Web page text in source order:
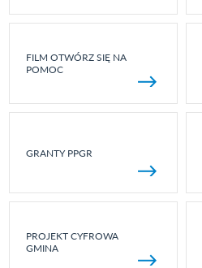
FILM OTWÓRZ SIĘ NA
POMOC
GRANTY PPGR
PROJEKT CYFROWA
GMINA